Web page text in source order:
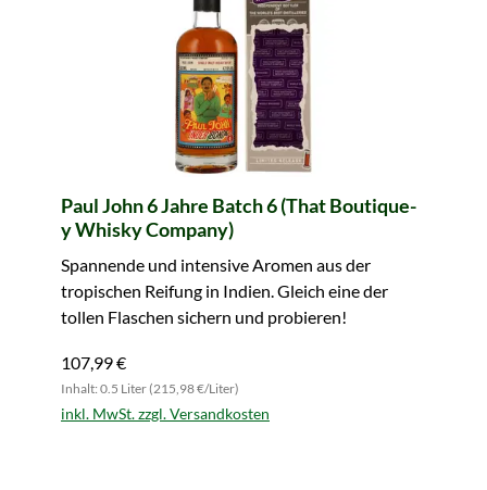
Paul John 6 Jahre Batch 6 (That Boutique-
y Whisky Company)
Spannende und intensive Aromen aus der
tropischen Reifung in Indien. Gleich eine der
tollen Flaschen sichern und probieren!
107,99 €
Inhalt: 0.5 Liter (215,98 €/Liter)
inkl. MwSt. zzgl. Versandkosten